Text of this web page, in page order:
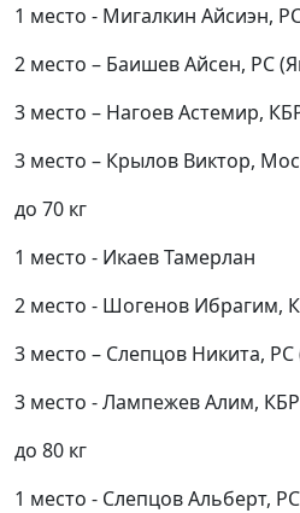
1 место - Мигалкин Айсиэн,
2 место – Баишев Айсен, РС
3 место – Нагоев Астемир,
3 место – Крылов Виктор,
до 70 кг
1 место - Икаев Тамерлан
2 место - Шогенов Ибрагим,
3 место – Слепцов Никита, РС
3 место - Лампежев Алим, КБР
до 80 кг
1 место - Слепцов Альберт,